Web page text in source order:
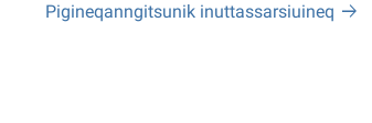
Pigineqanngitsunik inuttassarsiuineq